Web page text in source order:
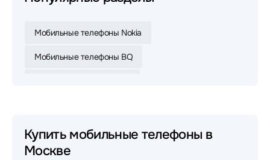
Мобильные телефоны Nokia
Мобильные телефоны BQ
Мобильные телефоны TeXet
Мобильные телефоны OLMIO
Купить мобильные телефоны в
Москве